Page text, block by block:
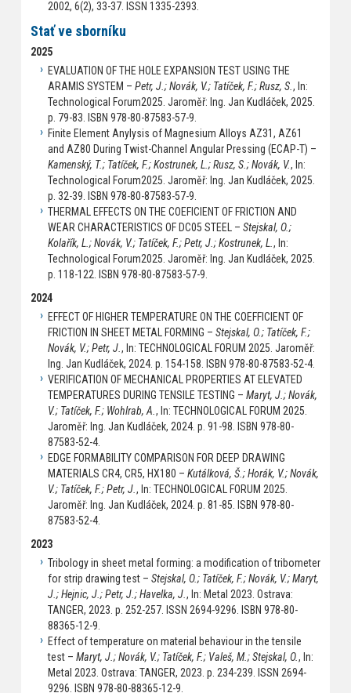
2002, 6(2), 33-37. ISSN 1335-2393.
Stať ve sborníku
2025
EVALUATION OF THE HOLE EXPANSION TEST USING THE
ARAMIS SYSTEM – Petr, J.; Novák, V.; Tatíček, F.; Rusz, S. , In:
Technological Forum2025. Jaroměř: Ing. Jan Kudláček, 2025.
p. 79-83. ISBN 978-80-87583-57-9.
Finite Element Anylysis of Magnesium Alloys AZ31, AZ61
and AZ80 During Twist-Channel Angular Pressing (ECAP-T) –
Kamenský, T.; Tatíček, F.; Kostrunek, L.; Rusz, S.; Novák, V., In:
Technological Forum2025. Jaroměř: Ing. Jan Kudláček, 2025.
p. 32-39. ISBN 978-80-87583-57-9.
THERMAL EFFECTS ON THE COEFICIENT OF FRICTION AND
WEAR CHARACTERISTICS OF DC05 STEEL – Stejskal, O.;
Kolařík, L.; Novák, V.; Tatíček, F.; Petr, J.; Kostrunek, L. , In:
Technological Forum2025. Jaroměř: Ing. Jan Kudláček, 2025.
p. 118-122. ISBN 978-80-87583-57-9.
2024
EFFECT OF HIGHER TEMPERATURE ON THE COEFFICIENT OF
FRICTION IN SHEET METAL FORMING – Stejskal, O.; Tatíček, F.;
Novák, V.; Petr, J. , In: TECHNOLOGICAL FORUM 2025. Jaroměř:
Ing. Jan Kudláček, 2024. p. 154-158. ISBN 978-80-87583-52-4.
VERIFICATION OF MECHANICAL PROPERTIES AT ELEVATED
TEMPERATURES DURING TENSILE TESTING – Maryt, J.; Novák,
V.; Tatíček, F.; Wohlrab, A. , In: TECHNOLOGICAL FORUM 2025.
Jaroměř: Ing. Jan Kudláček, 2024. p. 91-98. ISBN 978-80-
87583-52-4.
EDGE FORMABILITY COMPARISON FOR DEEP DRAWING
MATERIALS CR4, CR5, HX180 – Kutálková, Š.; Horák, V.; Novák,
V.; Tatíček, F.; Petr, J. , In: TECHNOLOGICAL FORUM 2025.
Jaroměř: Ing. Jan Kudláček, 2024. p. 81-85. ISBN 978-80-
87583-52-4.
2023
Tribology in sheet metal forming: a modification of tribometer
for strip drawing test – Stejskal, O.; Tatíček, F.; Novák, V.; Maryt,
J.; Hejnic, J.; Petr, J.; Havelka, J. , In: Metal 2023. Ostrava:
TANGER, 2023. p. 252-257. ISSN 2694-9296. ISBN 978-80-
88365-12-9.
Effect of temperature on material behaviour in the tensile
test – Maryt, J.; Novák, V.; Tatíček, F.; Valeš, M.; Stejskal, O., In:
Metal 2023. Ostrava: TANGER, 2023. p. 234-239. ISSN 2694-
9296. ISBN 978-80-88365-12-9.